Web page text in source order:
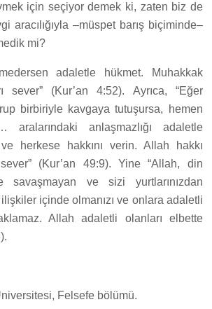
için seçiyor demek ki, zaten biz de
aracılığıyla –müspet barış biçiminde–
mi?
adaletle hükmet. Muhakkak
sever” (Kur’an 4:52). Ayrıca, “Eğer
birbiriyle kavgaya tutuşursa, hemen
aralarındaki anlaşmazlığı adaletle
herkese hakkını verin. Allah hakkı
(Kur’an 49:9). Yine “Allah, din
savaşmayan ve sizi yurtlarınızdan
içinde olmanızı ve onlara adaletli
Allah adaletli olanları elbette
Felsefe bölümü.